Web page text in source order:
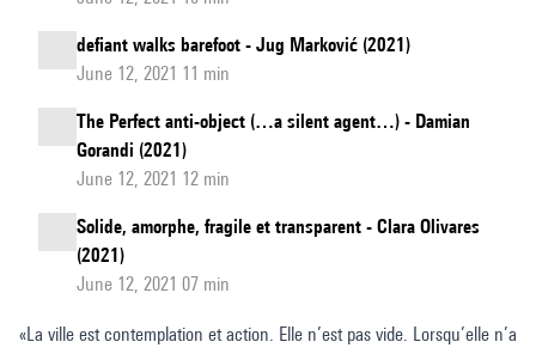
defiant walks barefoot - Jug Marković (2021)
June 12, 2021 11 min
The Perfect anti-object (…a silent agent…) - Damian
Gorandi (2021)
June 12, 2021 12 min
Solide, amorphe, fragile et transparent - Clara Olivares
(2021)
June 12, 2021 07 min
«La ville est contemplation et action. Elle n’est pas vide. Lorsqu’elle n’a